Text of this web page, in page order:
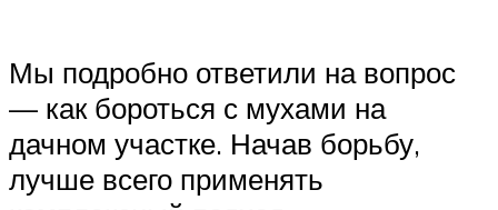
Мы подробно ответили на вопрос
— как бороться с мухами на
дачном участке. Начав борьбу,
лучше всего применять